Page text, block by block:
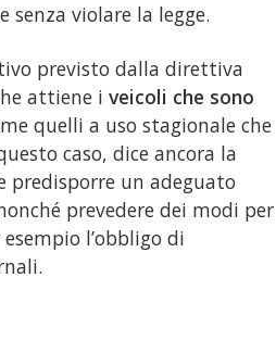
senza violare la legge.
previsto dalla direttiva
attiene i veicoli che sono
quelli a uso stagionale che
caso, dice ancora la
un adeguato
prevedere dei modi per
l’obbligo di